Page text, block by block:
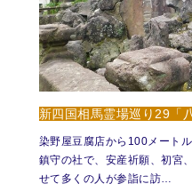
新四国相馬霊場巡り29「
染野屋豆腐店から100メート
鎮守の社で、安産祈願、初宮
せて多くの人が参詣に訪…